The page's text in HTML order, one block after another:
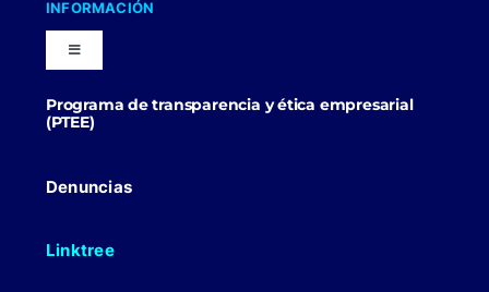
Trabaja con nosotros
INFORMACIÓN
Toggle
Navigation
Blog
Politicas Comerciales
Programa de transparencia y ética empresarial
(PTEE)
Denuncias
Linktree